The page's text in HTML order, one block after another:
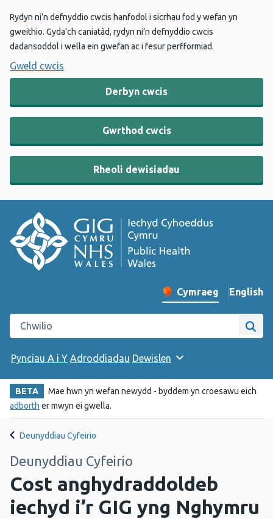
Rydyn ni’n defnyddio cwcis hanfodol i sicrhau fod y wefan yn
gweithio. Gyda’ch caniatâd, rydyn ni’n defnyddio cwcis
dadansoddol i wella ein gwefan ac i fesur perfformiad.
Gweld cwcis
Derbyn cwcis
Gwrthod cwcis
Rheoli dewisiadau
Newid iaith y wefan
Cymraeg English
–
Chwilio gwefan Iechyd Cyhoeddus Cymru
Pynciau A i Y Adroddiadau Dewislen
BETA
Mae hwn yn wefan newydd - byddem yn croesawu eich
adborth er mwyn ei gwella.
Deunyddiau Cyfeirio
Deunyddiau Cyfeirio
Cost anghydraddoldeb
iechyd i’r GIG yng Nghymru